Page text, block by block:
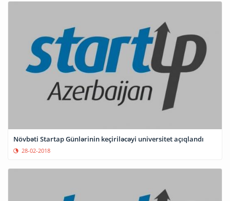
Növbəti Startap Günlərinin keçiriləcəyi universitet açıqlandı
28-02-2018